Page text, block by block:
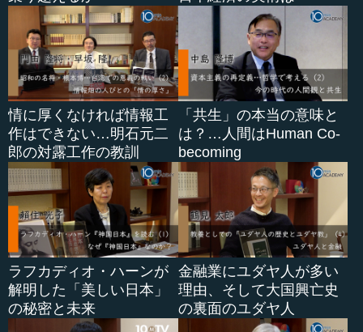
情に厚くなければ情報工
作はできない…明石元二
郎の対露工作の教訓
「共生」の本当の意味と
は？…人間はHuman Co-
becoming
ラフカディオ・ハーンが
解明した「美しい日本」
の秘密と未来
金融業にユダヤ人が多い
理由、そして大国興亡史
の裏面のユダヤ人